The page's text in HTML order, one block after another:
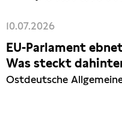
10.07.2026
EU-Parlament
Was steckt
Ostdeutsche